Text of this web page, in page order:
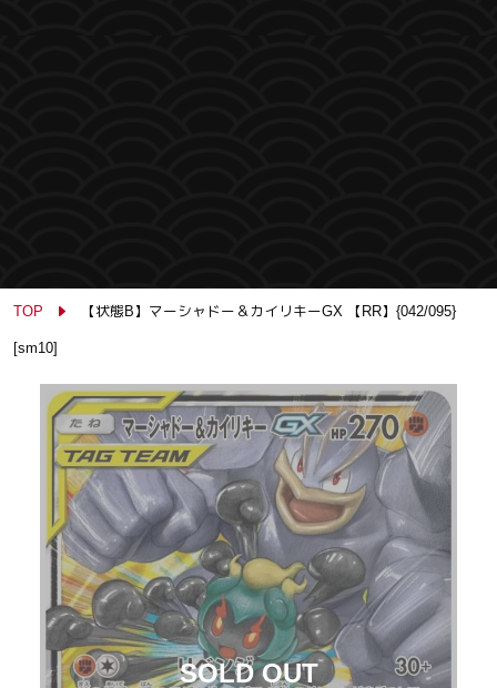
TOP 【状態B】マーシャドー＆カイリキーGX 【RR】{042/095}
[sm10]